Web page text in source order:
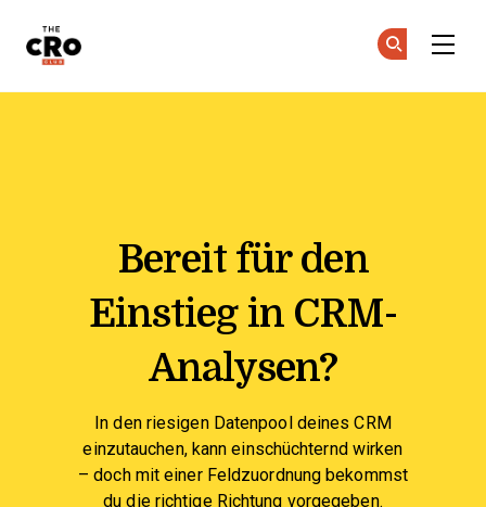
Bereit für den
Einstieg in CRM-
Analysen?
In den riesigen Datenpool deines CRM
einzutauchen, kann einschüchternd wirken
– doch mit einer Feldzuordnung bekommst
du die richtige Richtung vorgegeben.